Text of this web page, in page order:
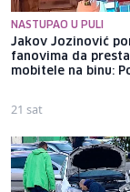
NASTUPAO U PULI
Jakov Jozinović
fanovima da
mobitele na binu:
21 sat